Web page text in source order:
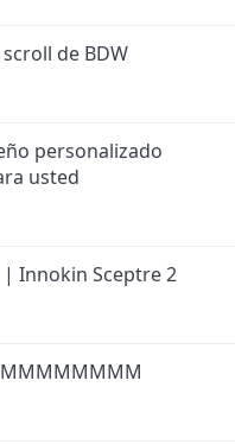
scroll de BDW
personalizado
usted
| Innokin Sceptre 2